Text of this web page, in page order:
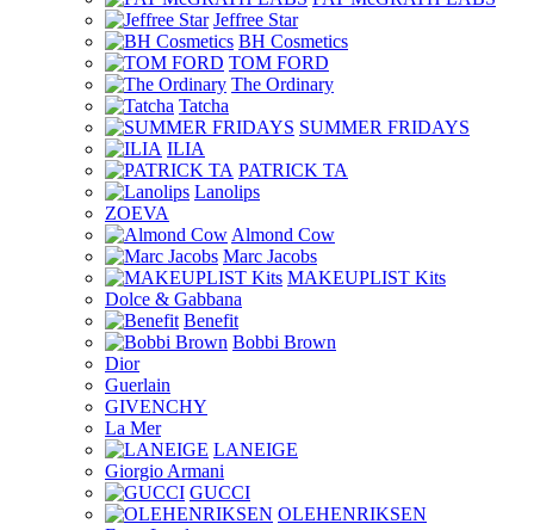
Jeffree Star
BH Cosmetics
TOM FORD
The Ordinary
Tatcha
SUMMER FRIDAYS
ILIA
PATRICK TA
Lanolips
ZOEVA
Almond Cow
Marc Jacobs
MAKEUPLIST Kits
Dolce & Gabbana
Benefit
Bobbi Brown
Dior
Guerlain
GIVENCHY
La Mer
LANEIGE
Giorgio Armani
GUCCI
OLEHENRIKSEN